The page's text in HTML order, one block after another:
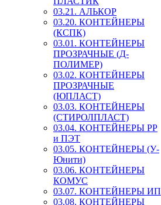
03.21. АЛЬКОР
03.20. КОНТЕЙНЕРЫ
(КСПК)
03.01. КОНТЕЙНЕРЫ
ПРОЗРАЧНЫЕ (Д-
ПОЛИМЕР)
03.02. КОНТЕЙНЕРЫ
ПРОЗРАЧНЫЕ
(ЮПЛАСТ)
03.03. КОНТЕЙНЕРЫ
(СТИРОЛПЛАСТ)
03.04. КОНТЕЙНЕРЫ РР
и ПЭТ
03.05. КОНТЕЙНЕРЫ (У-
Юнити)
03.06. КОНТЕЙНЕРЫ
КОМУС
03.07. КОНТЕЙНЕРЫ ИП
03.08. КОНТЕЙНЕРЫ